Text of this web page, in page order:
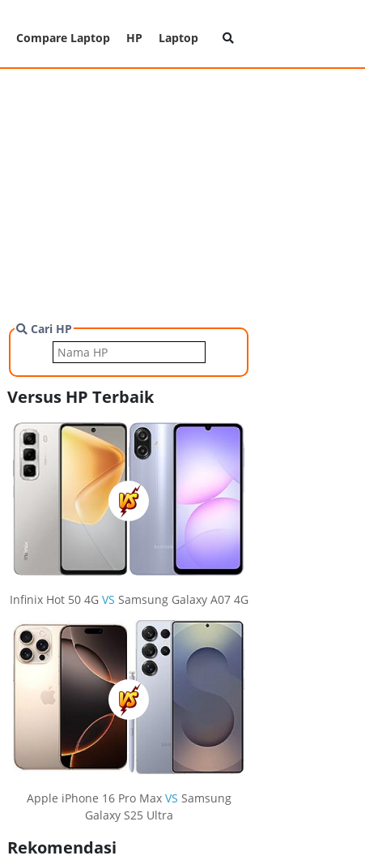
Compare Laptop HP Laptop
Cari HP
Versus HP Terbaik
Infinix Hot 50 4G VS Samsung Galaxy A07 4G
Apple iPhone 16 Pro Max VS Samsung
Galaxy S25 Ultra
Rekomendasi